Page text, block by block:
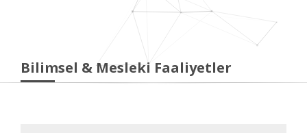
Bilimsel & Mesleki Faaliyetler